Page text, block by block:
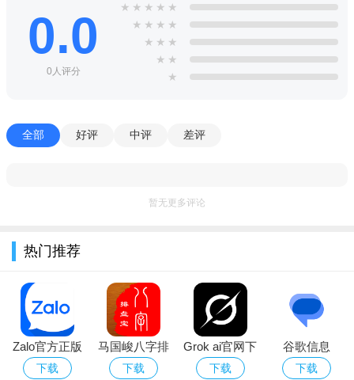
熟悉的，新鲜的，超多直播让你新年更有趣，红包拿不停~
0.0
0人评分
★ ★ ★ ★ ★
★ ★ ★ ★
★ ★ ★
★ ★
★
全部 好评 中评 差评
暂无更多评论
热门推荐
Zalo官方正版
下载2026最新
下载
马国峻八字排
盘宝官方免费
下载
Grok ai官网下
载安卓最新版
下载
谷歌信息
(Messages)
下载